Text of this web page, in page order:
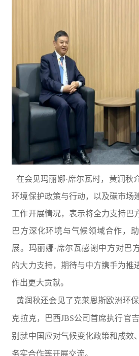
在会见玛丽娜·席尔瓦时，黄润秋
环境保护政策与行动，以及碳市场
工作开展情况，表示将全力支持巴
巴方深化环境与气候领域合作，
展。玛丽娜·席尔瓦感谢中方对巴
的大力支持，期待与中方携手为推
作出更大贡献。
黄润秋还会见了克莱恩斯欧洲环
克拉克，巴西JBS公司首席执行官
别就中国应对气候变化政策和成效
务实合作等开展交流。